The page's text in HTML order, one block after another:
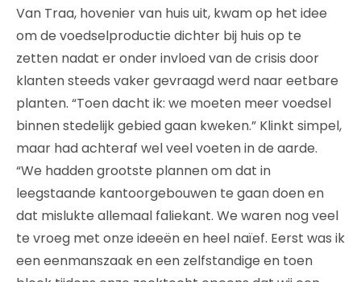
Van Traa, hovenier van huis uit, kwam op het idee
om de voedselproductie dichter bij huis op te
zetten nadat er onder invloed van de crisis door
klanten steeds vaker gevraagd werd naar eetbare
planten. “Toen dacht ik: we moeten meer voedsel
binnen stedelijk gebied gaan kweken.” Klinkt simpel,
maar had achteraf wel veel voeten in de aarde.
“We hadden grootste plannen om dat in
leegstaande kantoorgebouwen te gaan doen en
dat mislukte allemaal faliekant. We waren nog veel
te vroeg met onze ideeën en heel naïef. Eerst was ik
een eenmanszaak en een zelfstandige en toen